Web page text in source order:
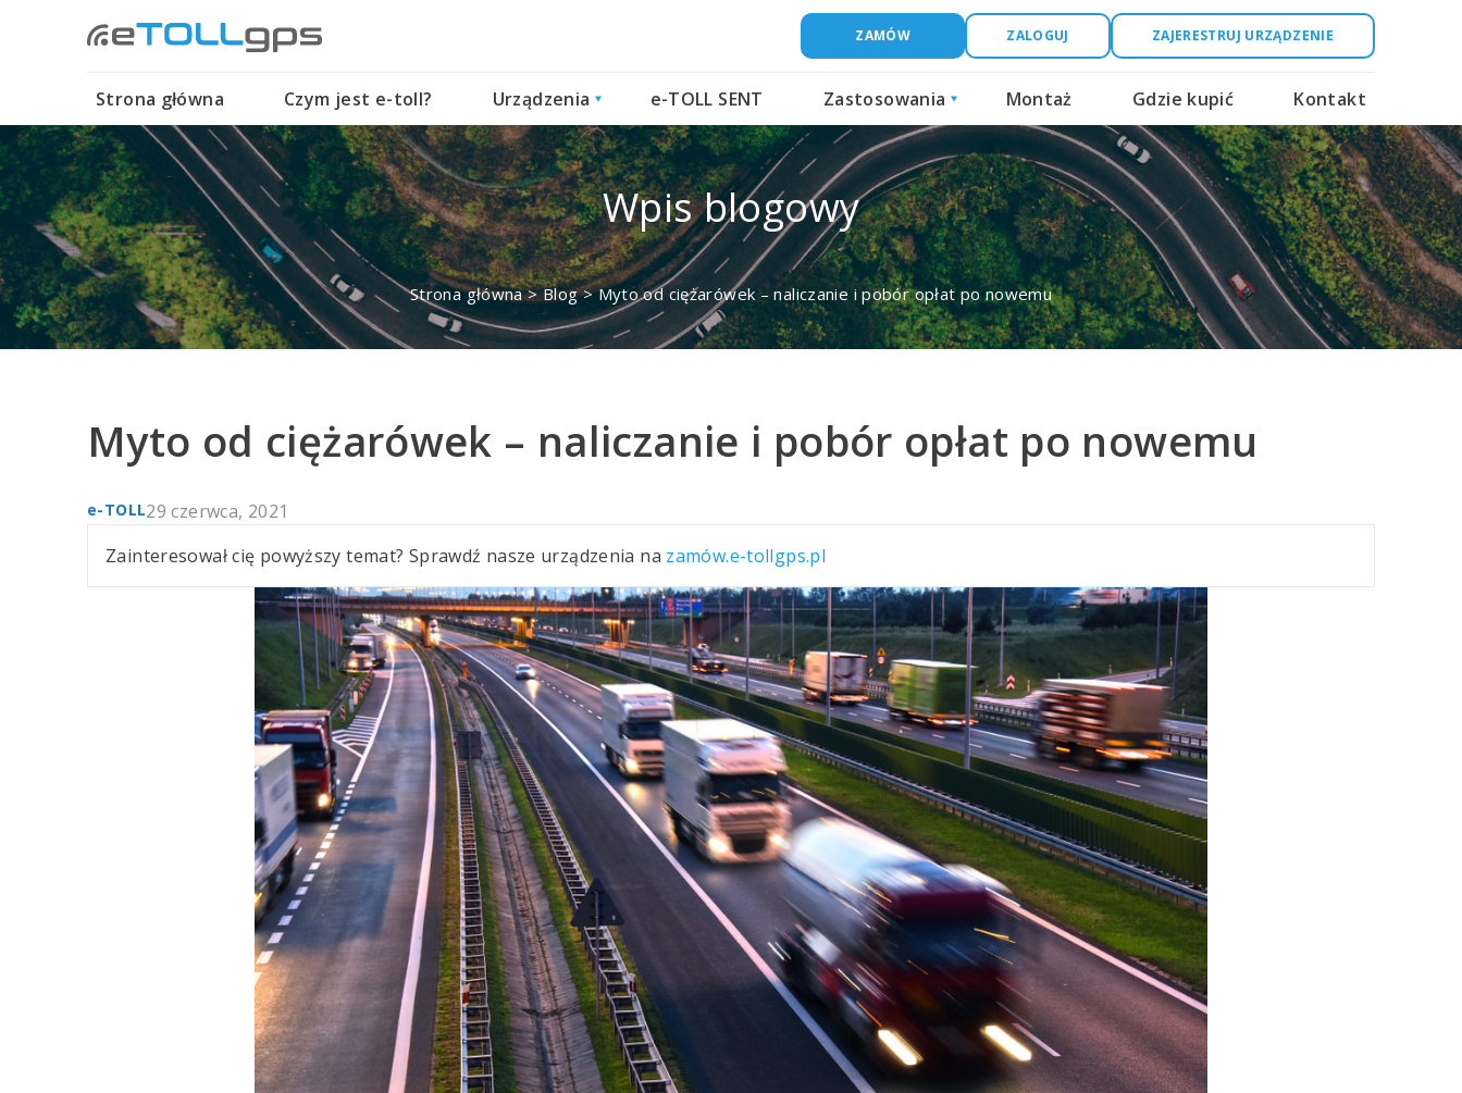
ZAMÓW ZALOGUJ ZAJERESTRUJ URZĄDZENIE
Strona główna Czym jest e-toll? Urządzenia e-TOLL SENT Zastosowania Montaż Gdzie kupić Kontakt
Wpis blogowy
Strona główna>Blog>Myto od ciężarówek – naliczanie i pobór opłat po nowemu
Myto od ciężarówek – naliczanie i pobór opłat po nowemu
e-TOLL29 czerwca, 2021
Zainteresował cię powyższy temat? Sprawdź nasze urządzenia na zamów.e-tollgps.pl